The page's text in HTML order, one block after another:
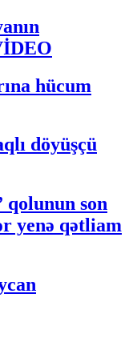
hücum
döyüşçü
son
yenə qətliam